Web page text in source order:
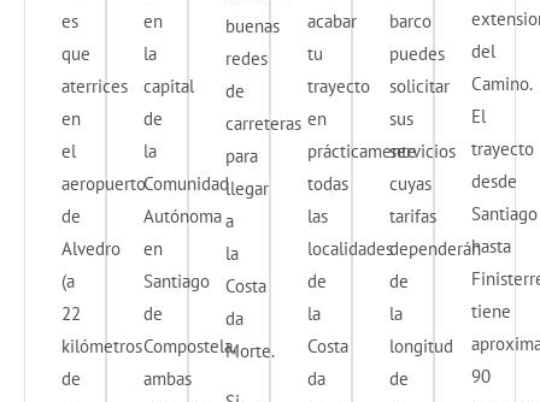
es
que
aterrices
en
el
aeropuerto
de
Alvedro
(a
22
kilómetros
de
en
la
capital
de
la
Comunidad
Autónoma
en
Santiago
de
Compostela,
ambas
buenas
redes
de
carreteras
para
llegar
a
la
Costa
da
Morte.
acabar
tu
trayecto
en
prácticamente
todas
las
localidades
de
la
Costa
da
barco
puedes
solicitar
sus
servicios
cuyas
tarifas
dependerán
de
la
longitud
de
del
Camino.
El
trayecto
desde
Santiago
hasta
tiene
90